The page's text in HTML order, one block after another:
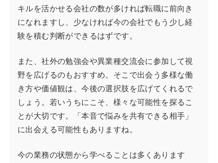
キルを活かせる会社の数が多ければ転職に前向き
になれますし、少なければ今の会社でもう少し経
験を積む判断ができるはずです。
また、社外の勉強会や異業種交流会に参加して視
野を広げるのもおすすめ。そこで出会う多様な働
き方や価値観は、今後の選択肢を広げてくれるで
しょう。若いうちにこそ、様々な可能性を探るこ
とが大切です。「本音で悩みを共有できる相手」
に出会える可能性もありますね。
今の業務の状態から学べることは多くあります